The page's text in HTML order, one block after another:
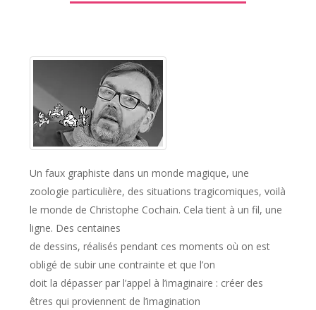
Un faux graphiste dans un monde magique, une
zoologie particulière, des situations tragicomiques, voilà
le monde de Christophe Cochain. Cela tient à un fil, une
ligne. Des centaines
de dessins, réalisés pendant ces moments où on est
obligé de subir une contrainte et que l’on
doit la dépasser par l’appel à l’imaginaire : créer des
êtres qui proviennent de l’imagination